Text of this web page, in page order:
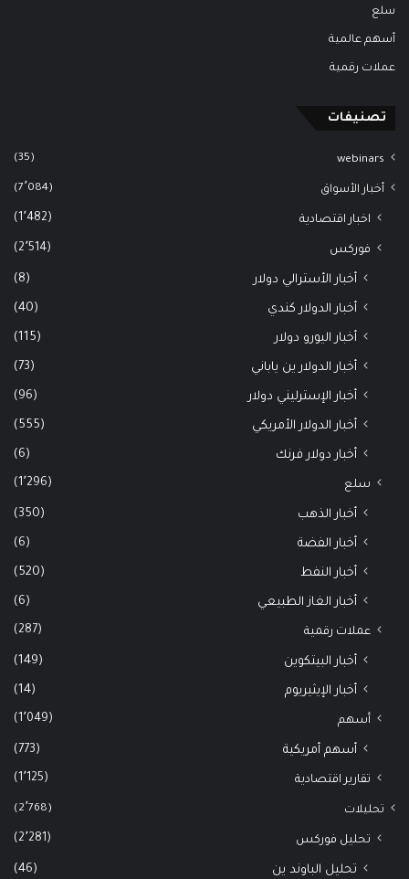
سلع
أسهم عالمية
عملات رقمية
تصنيفات
webinars
(35)
أخبار الأسواق (7٬084)
اخبار اقتصادية (1٬482)
فوركس (2٬514)
أخبار الأسترالي دولار (8)
أخبار الدولار كندي (40)
أخبار اليورو دولار (115)
أخبار الدولار ين ياباني (73)
أخبار الإسترليني دولار (96)
أخبار الدولار الأمريكي (555)
أخبار دولار فرنك (6)
سلع (1٬296)
أخبار الذهب (350)
أخبار الفضة (6)
أخبار النفط (520)
أخبار الغاز الطبيعي (6)
عملات رقمية (287)
أخبار البيتكوين (149)
أخبار الإيثيريوم (14)
أسهم (1٬049)
أسهم أمريكية (773)
تقارير اقتصادية (1٬125)
تحليلات (2٬768)
تحليل فوركس (2٬281)
تحليل الباوند ين (46)